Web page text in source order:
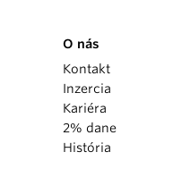
O nás
Kontakt
Inzercia
Kariéra
2% dane
História